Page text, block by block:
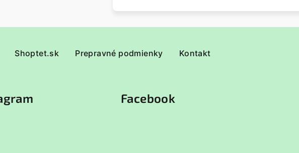
Shoptet.sk Prepravné podmienky Kontakt
Facebook